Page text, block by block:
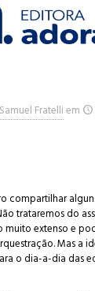
Samuel Fratelliem
compartilhar
trataremos do
muito extenso e
Mas a
o dia-a-dia das